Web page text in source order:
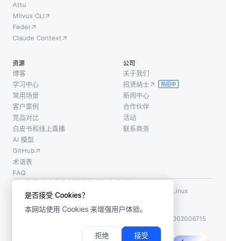
是否接受 Cookies？
本网站使用 Cookies 来增强用户体验。
拒绝 接受
Attu
Milvus CLI
Feder
Claude Context
资源
博客
学习中心
常用场景
客户案例
竞品对比
白皮书和线上直播
AI 模型
GitHub
术语表
FAQ
公司
关于我们
招贤纳士
热招中
新闻中心
合作伙伴
活动
联系商务
使用条款·个人信息保护政策·数据安全政策
LF AI、LF AI & Data、Milvus，以及相关的开源项目名称为 Linux
Foundation 所有商标
版权所有 ©2026 上海赜睿信息科技有限公司保留所有权利
沪公网安备31011002006715